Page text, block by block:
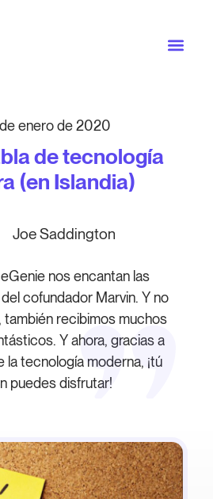
enero de 2020
de tecnología
(en Islandia)
Joe Saddington
nos encantan las
cofundador Marvin. Y no
recibimos muchos
Y ahora, gracias a
la tecnología moderna, ¡tú
puedes disfrutar!